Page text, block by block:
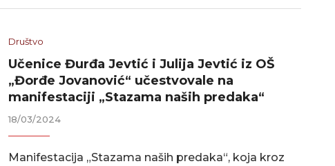
Društvo
Učenice Đurđa Jevtić i Julija Jevtić iz OŠ
„Đorđe Jovanović“ učestvovale na
manifestaciji „Stazama naših predaka“
18/03/2024
Manifestacija „Stazama naših predaka“, koja kroz